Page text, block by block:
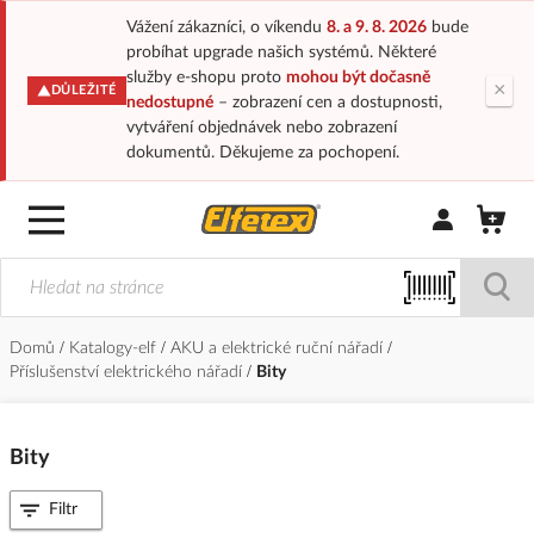
DŮLEŽITÉ
Vážení zákazníci, o víkendu 8. a 9. 8. 2026bude
probíhat upgrade našich systémů. Některé
služby e-shopu proto mohou být dočasně
nedostupné– zobrazení cen a dostupnosti,
vytváření objednávek nebo zobrazení
dokumentů. Děkujeme za pochopení.
×
Přihlásit/
Domů Katalogy-elf
AKU a elektrické ruční nářadí
Příslušenství elektrického nářadí
Bity
Bity
Filtr